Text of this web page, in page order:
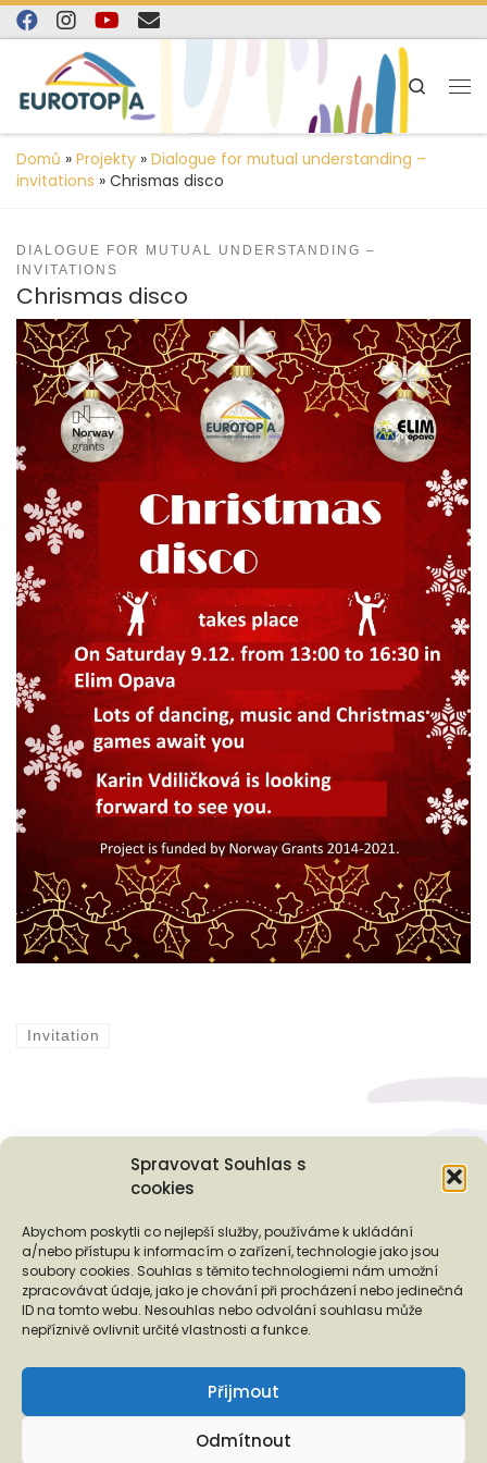
Spravovat Souhlas s
cookies
Abychom poskytli co nejlepší služby, používáme k ukládání
a/nebo přístupu k informacím o zařízení, technologie jako jsou
soubory cookies. Souhlas s těmito technologiemi nám umožní
zpracovávat údaje, jako je chování při procházení nebo jedinečná
ID na tomto webu. Nesouhlas nebo odvolání souhlasu může
nepříznivě ovlivnit určité vlastnosti a funkce.
Přijmout
Odmítnout
content
Skip to content
Search
Domů » Projekty » Dialogue for mutual understanding –
invitations » Chrismas disco
DIALOGUE FOR MUTUAL UNDERSTANDING –
INVITATIONS
Chrismas disco
Invitation
Podporují nás...
❬ ❭